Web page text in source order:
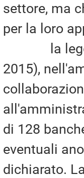
settore, ma
per la loro
la legge
2015),
di 128
eventuali
dichiarato.